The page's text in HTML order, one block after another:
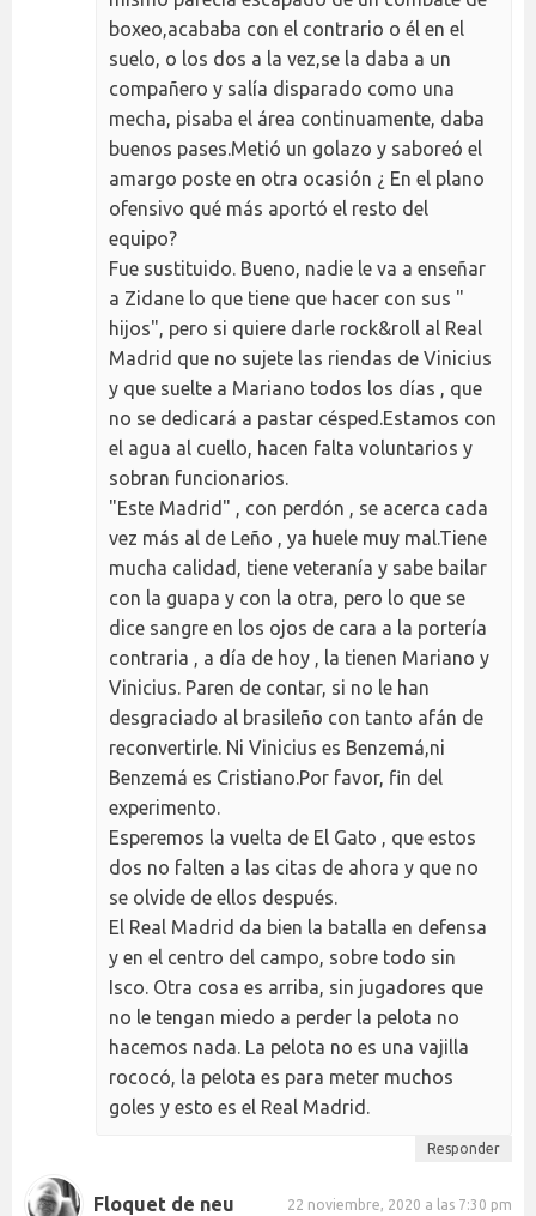
boxeo,acababa con el contrario o él en el
suelo, o los dos a la vez,se la daba a un
compañero y salía disparado como una
mecha, pisaba el área continuamente, daba
buenos pases.Metió un golazo y saboreó el
amargo poste en otra ocasión ¿ En el plano
ofensivo qué más aportó el resto del
equipo?
Fue sustituido. Bueno, nadie le va a enseñar
a Zidane lo que tiene que hacer con sus "
hijos", pero si quiere darle rock&roll al Real
Madrid que no sujete las riendas de Vinicius
y que suelte a Mariano todos los días , que
no se dedicará a pastar césped.Estamos con
el agua al cuello, hacen falta voluntarios y
sobran funcionarios.
"Este Madrid" , con perdón , se acerca cada
vez más al de Leño , ya huele muy mal.Tiene
mucha calidad, tiene veteranía y sabe bailar
con la guapa y con la otra, pero lo que se
dice sangre en los ojos de cara a la portería
contraria , a día de hoy , la tienen Mariano y
Vinicius. Paren de contar, si no le han
desgraciado al brasileño con tanto afán de
reconvertirle. Ni Vinicius es Benzemá,ni
Benzemá es Cristiano.Por favor, fin del
experimento.
Esperemos la vuelta de El Gato , que estos
dos no falten a las citas de ahora y que no
se olvide de ellos después.
El Real Madrid da bien la batalla en defensa
y en el centro del campo, sobre todo sin
Isco. Otra cosa es arriba, sin jugadores que
no le tengan miedo a perder la pelota no
hacemos nada. La pelota no es una vajilla
rococó, la pelota es para meter muchos
goles y esto es el Real Madrid.
Responder
Floquet de neu 22 noviembre, 2020 a las 7:30 pm